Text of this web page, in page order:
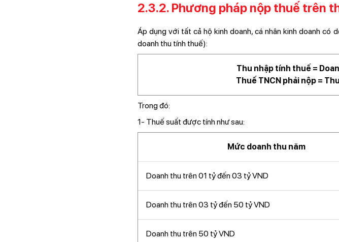
2.3.2. Phương pháp nộp thuế trên
Áp dụng với tất cả hộ kinh doanh, cá nhân kinh doanh
doanh thu tính thuế):
Thu nhập tính thuế =
Thuế TNCN phải nộp =
Trong đó:
1- Thuế suất được tính như sau:
Mức doanh thu năm
Doanh thu trên 01 tỷ đến 03 tỷ VND
Doanh thu trên 03 tỷ đến 50 tỷ VND
Doanh thu trên 50 tỷ VND